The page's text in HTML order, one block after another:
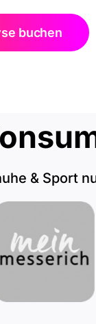
buchen
& Sport